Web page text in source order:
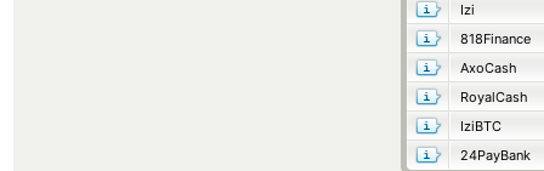
Izi
818Finance
AxoCash
RoyalCash
IziBTC
24PayBank